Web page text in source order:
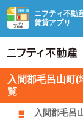
ニフティ不動
賃貸アプリ
入間郡毛呂山町
覧
入間郡毛呂